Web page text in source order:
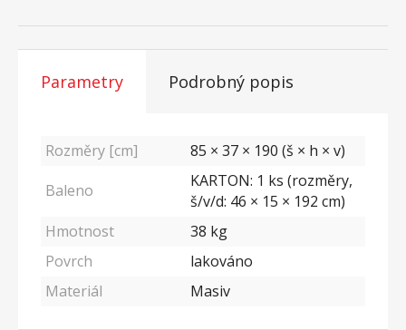
Parametry Podrobný popis
Rozměry [cm]
85 × 37 × 190 (š × h × v)
Baleno
KARTON: 1 ks (rozměry,
š/v/d: 46 × 15 × 192 cm)
Hmotnost
38 kg
Povrch
lakováno
Materiál
Masiv